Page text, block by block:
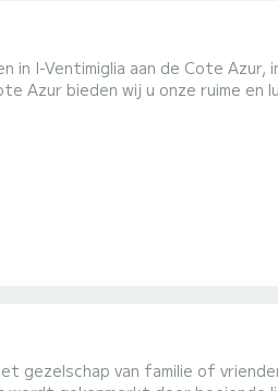
I-Ventimiglia aan de Cote Azur,
Met 13,5 meter biedt het de
van familie of vrienden. Deze Arkos 23